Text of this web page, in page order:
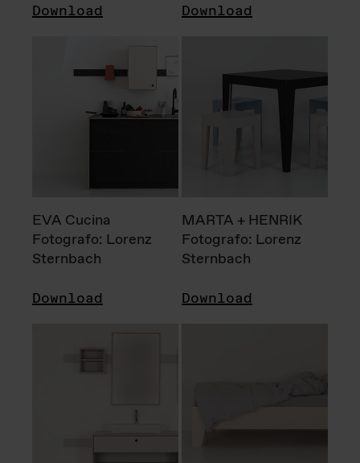
Download Download
EVA Cucina
Fotografo: Lorenz
Sternbach
Download
MARTA + HENRIK
Fotografo: Lorenz
Sternbach
Download